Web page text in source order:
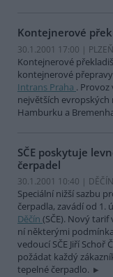
Kontejnerové
30.1.2001 17:00 |
Kontejnerové
kontejnerové
Intrans Praha . Provoz
největších
Hamburku a
SČE poskytuje
čerpadel
30.1.2001 10:40 |
Speciální nižší sazbu
čerpadla, zavádí od 1.
Děčín (SČE). Nový tarif
ní některými
vedoucí SČE Jiří Schoř
požádat každý
tepelné čerpadlo.